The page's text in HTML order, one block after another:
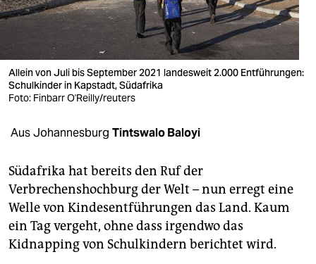
verlag
veranstaltungen
shop
fragen & hilfe
abo
genossenschaft
epaper login
Allein von Juli bis September 2021 landesweit 2.000 Entführungen:
Schulkinder in Kapstadt, Südafrika
Foto: Finbarr O'Reilly/reuters
Aus Johannesburg Tintswalo Baloyi
Südafrika hat bereits den Ruf der
Verbrechenshochburg der Welt – nun erregt eine
Welle von Kindesentführungen das Land. Kaum
ein Tag vergeht, ohne dass irgendwo das
Kidnapping von Schulkindern berichtet wird.